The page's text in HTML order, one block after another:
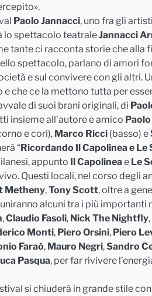
Paolo Jannacci, uno fra gli
lo spettacolo teatraleJannacci
tante ci racconta storie che alla
spettacolo, parlano di amori
e sul convivere con gli altri.
che ce la mettono tutta per
di suoi brani originali, di
insieme all’autore e amico Paolo
e cori), Marco Ricci (basso) e
“Ricordando Il Capolinea e Le
appunto IlCapolineae Le
Questi locali, nel corso degli
Metheny,Tony Scott, oltre a
alcuni tra i più importanti
,Claudio Fasoli, Nick The Nightfly,
Monti, Piero Orsini, Piero
Faraò, Mauro Negri,Sandro
Pasqua, per far rivivere
si chiuderà in grande stile